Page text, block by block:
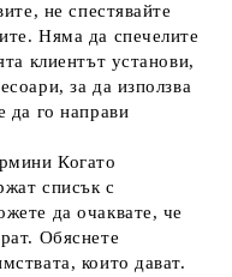
не спестявайте
Няма да спечелите
клиентът установи,
за да използва
да го направи
Когато
списък с
да очаквате, че
Обяснете
които дават.